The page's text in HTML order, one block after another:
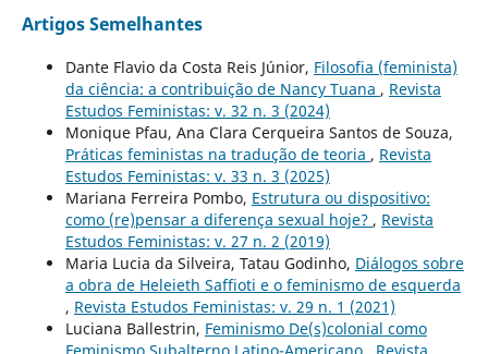
Artigos Semelhantes
Dante Flavio da Costa Reis Júnior, Filosofia (feminista)
da ciência: a contribuição de Nancy Tuana , Revista
Estudos Feministas: v. 32 n. 3 (2024)
Monique Pfau, Ana Clara Cerqueira Santos de Souza,
Práticas feministas na tradução de teoria , Revista
Estudos Feministas: v. 33 n. 3 (2025)
Mariana Ferreira Pombo, Estrutura ou dispositivo:
como (re)pensar a diferença sexual hoje? , Revista
Estudos Feministas: v. 27 n. 2 (2019)
Maria Lucia da Silveira, Tatau Godinho, Diálogos sobre
a obra de Heleieth Saffioti e o feminismo de esquerda
, Revista Estudos Feministas: v. 29 n. 1 (2021)
Luciana Ballestrin, Feminismo De(s)colonial como